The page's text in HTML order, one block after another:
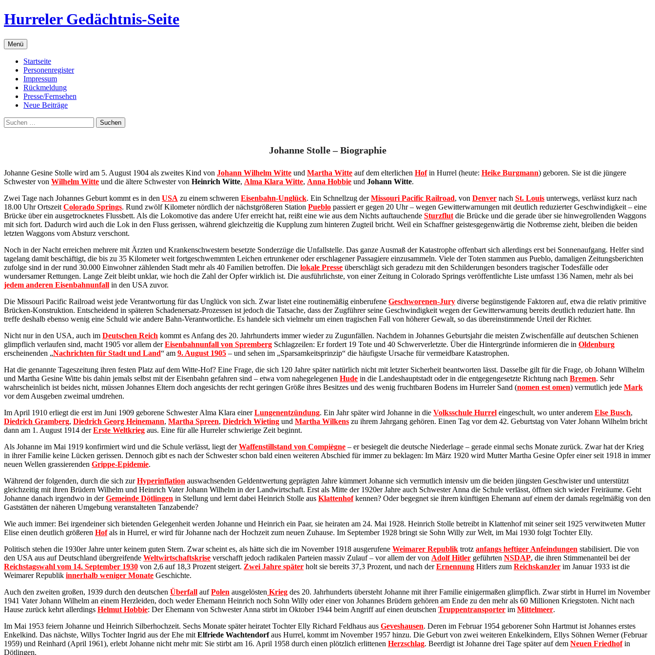
Zum
Inhalt
Hurreler Gedächtnis-Seite
Menü
Startseite
Personenregister
Impressum
Rückmeldung
Presse/Fernsehen
Neue Beiträge
Suchen
nach:
Johanne Stolle – Biographie
Johanne Gesine Stolle wird am 5. August 1904 als zweites Kind von Johann Wilhelm Witte und Martha Witte auf dem elterlichen Hofin Hurrel (heute: Heike Burgmann) geboren. Sie ist die jüngere
Schwester von Wilhelm Witte und die ältere Schwester von Heinrich Witte, Alma Klara Witte, Anna Hobbie und Johann Witte.
Zwei Tage nach Johannes Geburt kommt es in den USA zu einem schweren Eisenbahn-Unglück. Ein Schnellzug derMissouri Pacific Railroad, von Denver nach St. Louis unterwegs, verlässt kurz nach
18.00 Uhr Ortszeit Colorado Springs. Rund zwölf Kilometer nördlich der nächstgrößeren Station Pueblo passiert er gegen 20 Uhr – wegen Gewitterwarnungen mit deutlich reduzierter Geschwindigkeit – eine
Brücke über ein ausgetrocknetes Flussbett. Als die Lokomotive das andere Ufer erreicht hat, reißt eine wie aus dem Nichts auftauchende Sturzflut die Brücke und die gerade über sie hinwegrollenden Waggons
mit sich fort. Dadurch wird auch die Lok in den Fluss gerissen, während gleichzeitig die Kupplung zum hinteren Zugteil bricht. Weil ein Schaffner geistesgegenwärtig die Notbremse zieht, bleiben die beiden
letzten Waggons vom Absturz verschont.
Noch in der Nacht erreichen mehrere mit Ärzten und Krankenschwestern besetzte Sonderzüge die Unfallstelle. Das ganze Ausmaß der Katastrophe offenbart sich allerdings erst bei Sonnenaufgang. Helfer sind
tagelang damit beschäftigt, die bis zu 35 Kilometer weit fortgeschwemmten Leichen ertrunkener oder erschlagener Passagiere einzusammeln. Viele der Toten stammen aus Pueblo, damaligen Zeitungsberichten
zufolge sind in der rund 30.000 Einwohner zählenden Stadt mehr als 40 Familien betroffen. Die lokale Presse überschlägt sich geradezu mit den Schilderungen besonders tragischer Todesfälle oder
wundersamer Rettungen. Lange Zeit bleibt unklar, wie hoch die Zahl der Opfer wirklich ist. Die ausführlichste, von einer Zeitung in Colorado Springs veröffentlichte Liste umfasst 136 Namen, mehr als bei
jedem anderen Eisenbahnunfall in den USA zuvor.
Die Missouri Pacific Railroad weist jede Verantwortung für das Unglück von sich. Zwar listet eine routinemäßig einberufene Geschworenen-Jury diverse begünstigende Faktoren auf, etwa die relativ primitive
Brücken-Konstruktion. Entscheidend in späteren Schadenersatz-Prozessen ist jedoch die Tatsache, dass der Zugführer seine Geschwindigkeit wegen der Gewitterwarnung bereits deutlich reduziert hatte. Ihn
treffe deshalb ebenso wenig eine Schuld wie andere Bahn-Verantwortliche. Es handele sich vielmehr um einen tragischen Fall von höherer Gewalt, so das übereinstimmende Urteil der Richter.
Nicht nur in den USA, auch im Deutschen Reich kommt es Anfang des 20. Jahrhunderts immer wieder zu Zugunfällen. Nachdem in Johannes Geburtsjahr die meisten Zwischenfälle auf deutschen Schienen
glimpflich verlaufen sind, macht 1905 vor allem derEisenbahnunfall von Spremberg Schlagzeilen: Er fordert 19 Tote und 40 Schwerverletzte. Über die Hintergründe informieren die in Oldenburg
erscheinenden „Nachrichten für Stadt und Land“ am 9. August 1905 – und sehen im „Sparsamkeitsprinzip“ die häufigste Ursache für vermeidbare Katastrophen.
Hat die genannte Tageszeitung ihren festen Platz auf dem Witte-Hof? Eine Frage, die sich 120 Jahre später natürlich nicht mit letzter Sicherheit beantworten lässt. Dasselbe gilt für die Frage, ob Johann Wilhelm
und Martha Gesine Witte bis dahin jemals selbst mit der Eisenbahn gefahren sind – etwa vom nahegelegenen Hude in die Landeshauptstadt oder in die entgegengesetzte Richtung nach Bremen. Sehr
wahrscheinlich ist beides nicht, müssen Johannes Eltern doch angesichts der recht geringen Größe ihres Besitzes und des wenig fruchtbaren Bodens im Hurreler Sand (nomen est omen) vermutlich jede Mark
vor dem Ausgeben zweimal umdrehen.
Im April 1910 erliegt die erst im Juni 1909 geborene Schwester Alma Klara einerLungenentzündung. Ein Jahr später wird Johanne in die Volksschule Hurrel eingeschult, wo unter anderem Else Busch,
Diedrich Gramberg, Diedrich Georg Heinemann, Martha Spreen, Diedrich Wieting und Martha Wilkens zu ihrem Jahrgang gehören. Einen Tag vor dem 42. Geburtstag von Vater Johann Wilhelm bricht
dann am 1. August 1914 derErste Weltkrieg aus. Eine für alle Hurreler schwierige Zeit beginnt.
Als Johanne im Mai 1919 konfirmiert wird und die Schule verlässt, liegt derWaffenstillstand von Compiègne – er besiegelt die deutsche Niederlage – gerade einmal sechs Monate zurück. Zwar hat der Krieg
in ihrer Familie keine Lücken gerissen. Dennoch gibt es nach der Schwester schon bald einen weiteren Abschied für immer zu beklagen: Im März 1920 wird Mutter Martha Gesine Opfer einer seit 1918 in immer
neuen Wellen grassierenden Grippe-Epidemie.
Während der folgenden, durch die sich zurHyperinflation auswachsenden Geldentwertung geprägten Jahre kümmert Johanne sich vermutlich intensiv um die beiden jüngsten Geschwister und unterstützt
gleichzeitig mit ihren Brüdern Wilhelm und Heinrich Vater Johann Wilhelm in der Landwirtschaft. Erst als Mitte der 1920er Jahre auch Schwester Anna die Schule verlässt, öffnen sich wieder Freiräume. Geht
Johanne danach irgendwo in derGemeinde Dötlingen in Stellung und lernt dabei Heinrich Stolle aus Klattenhofkennen? Oder begegnet sie ihrem künftigen Ehemann auf einem der damals regelmäßig von den
Gaststätten der näheren Umgebung veranstalteten Tanzabende?
Wie auch immer: Bei irgendeiner sich bietenden Gelegenheit werden Johanne und Heinrich ein Paar, sie heiraten am 24. Mai 1928. Heinrich Stolle betreibt in Klattenhof mit seiner seit 1925 verwitweten Mutter
Elise einen deutlich größeren Hofals in Hurrel, er wird für Johanne nach der Hochzeit zum neuen Zuhause. Im September 1928 bringt sie Sohn Willy zur Welt, im Mai 1930 folgt Tochter Elly.
Politisch stehen die 1930er Jahre unter keinem guten Stern. Zwar scheint es, als hätte sich die im November 1918 ausgerufene Weimarer Republik trotz anfangs heftiger Anfeindungen stabilisiert. Die von
den USA aus auf Deutschland übergreifende Weltwirtschaftskrise verschafft jedoch radikalen Parteien massiv Zulauf – vor allem der von Adolf Hitler geführten NSDAP, die ihren Stimmenanteil bei der
Reichstagswahl vom 14. September 1930 von 2,6 auf 18,3 Prozent steigert. Zwei Jahre später holt sie bereits 37,3 Prozent, und nach derErnennung Hitlers zum Reichskanzler im Januar 1933 ist die
Weimarer Republik innerhalb weniger Monate Geschichte.
Auch den zweiten großen, 1939 durch den deutschen Überfall aufPolen ausgelösten Krieg des 20. Jahrhunderts übersteht Johanne mit ihrer Familie einigermaßen glimpflich. Zwar stirbt in Hurrel im November
1941 Vater Johann Wilhelm an einem Herzleiden, doch weder Ehemann Heinrich noch Sohn Willy oder einer von Johannes Brüdern gehören am Ende zu den mehr als 60 Millionen Kriegstoten. Nicht nach
Hause zurück kehrt allerdings Helmut Hobbie: Der Ehemann von Schwester Anna stirbt im Oktober 1944 beim Angriff auf einen deutschen Truppentransporter im Mittelmeer.
Im Mai 1953 feiern Johanne und Heinrich Silberhochzeit. Sechs Monate später heiratet Tochter Elly Richard Feldhaus aus Geveshausen. Deren im Februar 1954 geborener Sohn Hartmut ist Johannes erstes
Enkelkind. Das nächste, Willys Tochter Ingrid aus der Ehe mit Elfriede Wachtendorfaus Hurrel, kommt im November 1957 hinzu. Die Geburt von zwei weiteren Enkelkindern, Ellys Söhnen Werner (Februar
1959) und Reinhard (April 1961), erlebt Johanne nicht mehr mit: Sie stirbt am 16. April 1958 durch einen plötzlich erlittenen Herzschlag. Beerdigt ist Johanne drei Tage später auf dem Neuen Friedhofin
Dötlingen.